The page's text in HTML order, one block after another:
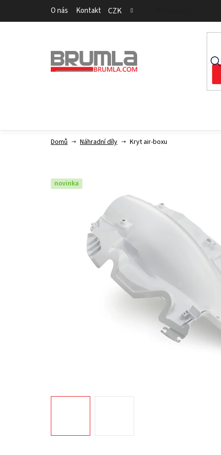
O nás Kontakt CZK
Domů Náhradní díly Kryt air-boxu
novinka